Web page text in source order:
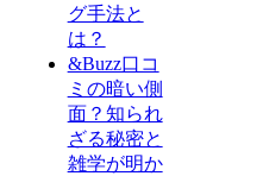
グ手法と
は？
&Buzz口コ
ミの暗い側
面？知られ
ざる秘密と
雑学が明か